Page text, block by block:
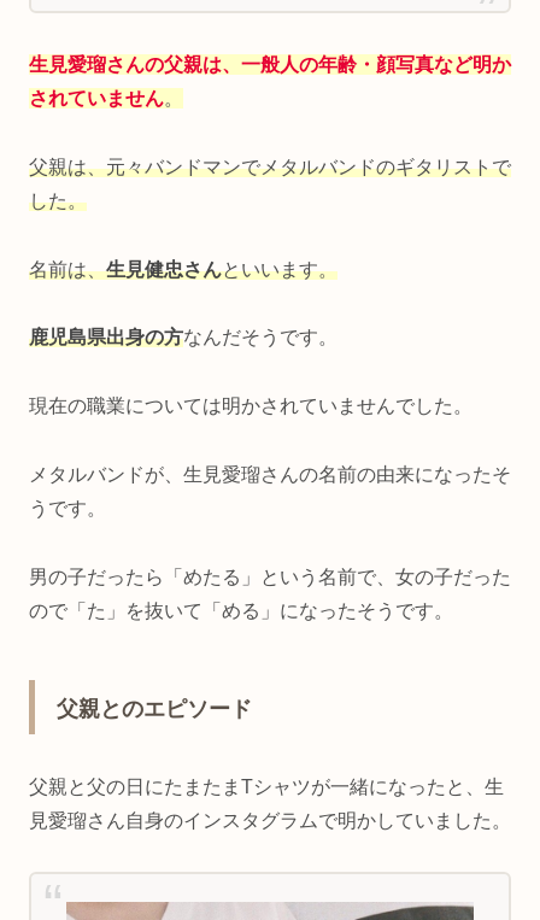
生見愛瑠さんの父親は、一般人の年齢・顔写真など明か
されていません。
父親は、元々バンドマンでメタルバンドのギタリストで
した。
名前は、生見健忠さんといいます。
鹿児島県出身の方なんだそうです。
現在の職業については明かされていませんでした。
メタルバンドが、生見愛瑠さんの名前の由来になったそ
うです。
男の子だったら「めたる」という名前で、女の子だった
ので「た」を抜いて「める」になったそうです。
父親とのエピソード
父親と父の日にたまたまTシャツが一緒になったと、生
見愛瑠さん自身のインスタグラムで明かしていました。